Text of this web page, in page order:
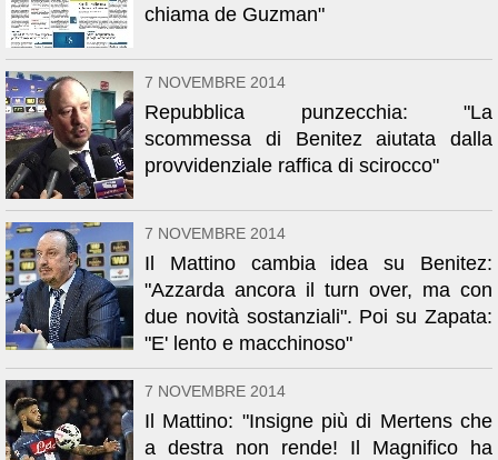
chiama de Guzman"
7 NOVEMBRE 2014
Repubblica punzecchia: "La
scommessa di Benitez aiutata dalla
provvidenziale raffica di scirocco"
7 NOVEMBRE 2014
Il Mattino cambia idea su Benitez:
"Azzarda ancora il turn over, ma con
due novità sostanziali". Poi su Zapata:
"E' lento e macchinoso"
7 NOVEMBRE 2014
Il Mattino: "Insigne più di Mertens che
a destra non rende! Il Magnifico ha